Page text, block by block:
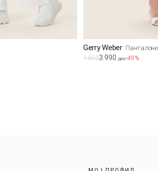
Gerry Weber Панталони
7.8903.990 ден-49%